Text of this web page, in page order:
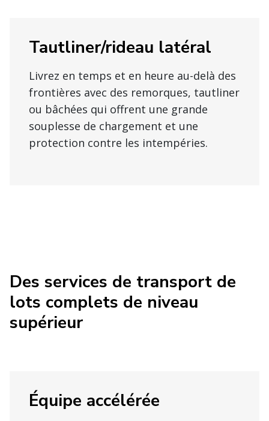
Tautliner/rideau latéral
Livrez en temps et en heure au-delà des
frontières avec des remorques, tautliner
ou bâchées qui offrent une grande
souplesse de chargement et une
protection contre les intempéries.
Des services de transport de
lots complets de niveau
supérieur
Équipe accélérée